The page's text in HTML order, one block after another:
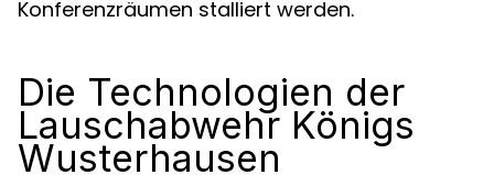
Konferenzräumen stalliert werden.
Die Technologien der
Lauschabwehr Königs
Wusterhausen